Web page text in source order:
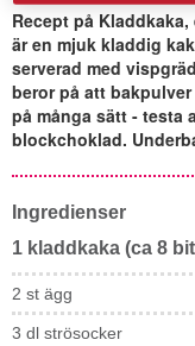
Recept på
är en mjuk kladdig
serverad med
beror på att
på många sätt - testa
blockchoklad.
Ingredienser
1 kladdkaka (ca 8
2 st ägg
3 dl strösocker